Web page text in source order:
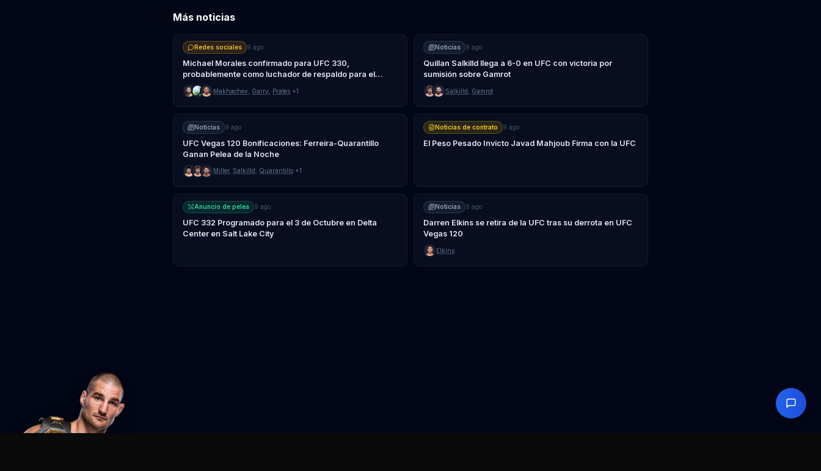
Más noticias
Redes sociales 9 ago
Michael Morales confirmado para UFC 330,
probablemente como luchador de respaldo para el
evento principal
Makhachev Garry Prates+1
Noticias 9 ago
Quillan Salkilld llega a 6-0 en UFC con victoria por
sumisión sobre Gamrot
Salkilld Gamrot
Noticias 9 ago
UFC Vegas 120 Bonificaciones: Ferreira-Quarantillo
Ganan Pelea de la Noche
Miller, Salkilld Quarantillo+1
Noticias de contrato 9 ago
El Peso Pesado Invicto Javad Mahjoub Firma con la UFC
Anuncio de pelea 9 ago
UFC 332 Programado para el 3 de Octubre en Delta
Center en Salt Lake City
Noticias 9 ago
Darren Elkins se retira de la UFC tras su derrota en UFC
Vegas 120
Elkins